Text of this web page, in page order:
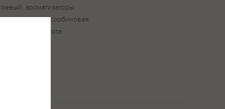
ароматизаторы:
консервант сорбиновая
лимонная кислота.